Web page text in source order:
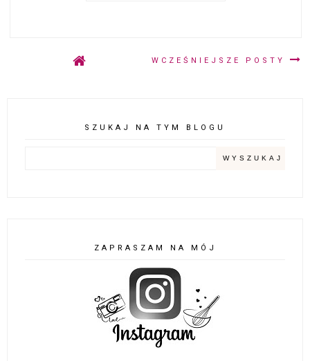
WCZEŚNIEJSZE POSTY
SZUKAJ NA TYM BLOGU
ZAPRASZAM NA MÓJ